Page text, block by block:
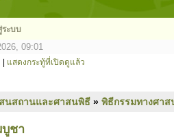
ระบบ
09:01
แสดงกระทู้ที่เปิดดูแล้ว
นสถานและศาสนพิธี » พิธีกรรมทางศา
บูชา